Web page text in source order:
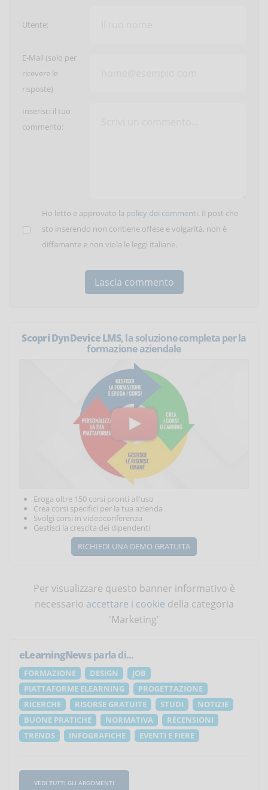
Utente:
E-Mail (solo per
ricevere le
risposte)
Inserisci il tuo
commento:
Ho letto e approvato la policy dei commenti. Il post che
sto inserendo non contiene offese e volgarità, non è
diffamante e non viola le leggi italiane.
Scopri DynDevice LMS, la soluzione completa per la
formazione aziendale
Eroga oltre 150 corsi pronti all'uso
Crea corsi specifici per la tua azienda
Svolgi corsi in videoconferenza
Gestisci la crescita dei dipendenti
RICHIEDI UNA DEMO GRATUITA
Per visualizzare questo banner informativo è
necessario accettare i cookie della categoria
'Marketing'
eLearningNewsparla di...
FORMAZIONE DESIGN
JOB
PIATTAFORME ELEARNING
PROGETTAZIONE
RICERCHE
RISORSE GRATUITE STUDI
NOTIZIE
BUONE PRATICHE
NORMATIVA
RECENSIONI
TRENDS
INFOGRAFICHE EVENTI E FIERE
VEDI TUTTI GLI ARGOMENTI